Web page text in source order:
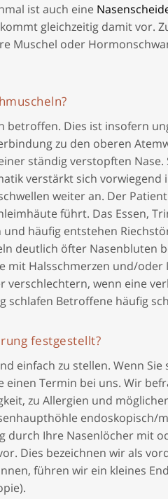
ist auch eine
gleichzeitig damit vor.
Muschel oder
betroffen. Dies ist insofern
zu den oberen
ständig verstopften Nase.
verstärkt sich vorwiegend
weiter an. Der
führt. Das Essen,
häufig entstehen
deutlich öfter Nasenbluten
mit Halsschmerzen und/oder
verschlechtern, wenn eine
schlafen Betroffene häufig
festgestellt?
einfach zu stellen. Wenn
Termin bei uns. Wir
zu Allergien und
endoskopisch/
durch Ihre Nasenlöcher mit
Dies bezeichnen wir als
führen wir ein kleines